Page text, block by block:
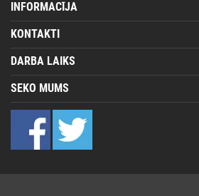
INFORMACĪJA
KONTAKTI
DARBA LAIKS
SEKO MUMS